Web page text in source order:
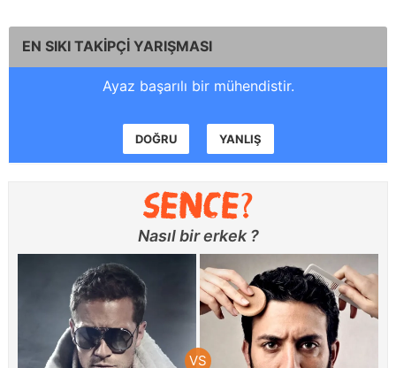
EN SIKI TAKİPÇİ YARIŞMASI
Ayaz başarılı bir mühendistir.
DOĞRU YANLIŞ
Nasıl bir erkek ?